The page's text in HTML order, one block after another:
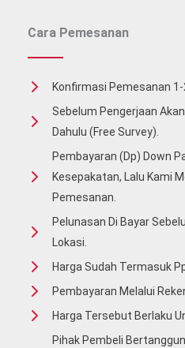
Cara Pemesanan
Konfirmasi Pemesanan
Sebelum Pengerjaan
Dahulu (free Survey).
Pembayaran (Dp) Down
Kesepakatan, Lalu Kami
Pemesanan.
Pelunasan Di Bayar
Lokasi.
Harga Sudah Termasuk
Pembayaran Melalui
Harga Tersebut Berlaku
Pihak Pembeli